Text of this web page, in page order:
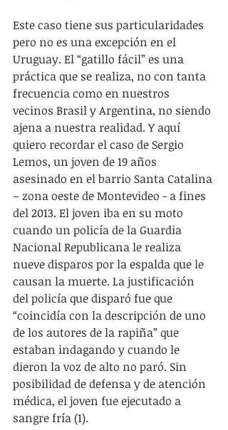
Este caso tiene sus particularidades
pero no es una excepción en el
Uruguay. El “gatillo fácil” es una
práctica que se realiza, no con tanta
frecuencia como en nuestros
vecinos Brasil y Argentina, no siendo
ajena a nuestra realidad. Y aquí
quiero recordar el caso de Sergio
Lemos, un joven de 19 años
asesinado en el barrio Santa Catalina
– zona oeste de Montevideo - a fines
del 2013. El joven iba en su moto
cuando un policía de la Guardia
Nacional Republicana le realiza
nueve disparos por la espalda que le
causan la muerte. La justificación
del policía que disparó fue que
“coincidía con la descripción de uno
de los autores de la rapiña” que
estaban indagando y cuando le
dieron la voz de alto no paró. Sin
posibilidad de defensa y de atención
médica, el joven fue ejecutado a
sangre fría (1).